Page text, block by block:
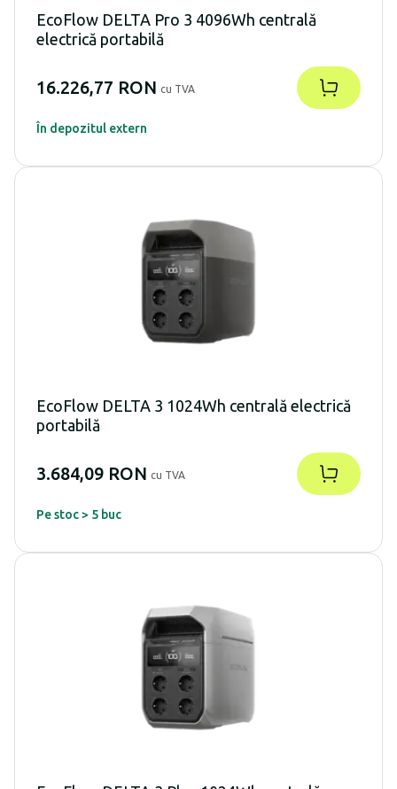
EcoFlow DELTA Pro 3 4096Wh centrală
electrică portabilă
16.226,77 RON cu TVA
În depozitul extern
EcoFlow DELTA 3 1024Wh centrală electrică
portabilă
3.684,09 RON cu TVA
Pe stoc > 5 buc